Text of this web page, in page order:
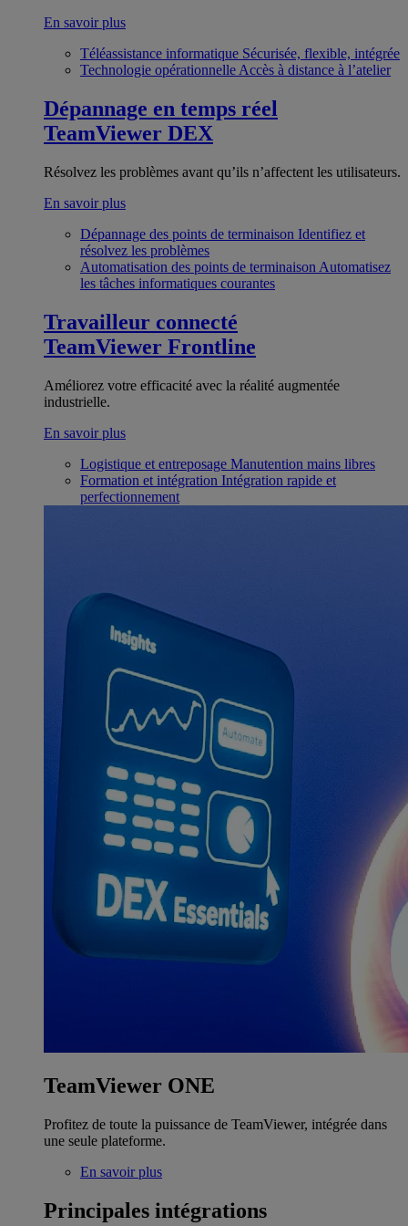
En savoir plus
Téléassistance informatique Sécurisée, flexible, intégrée
Technologie opérationnelle Accès à distance à l’atelier
Dépannage en temps réel
TeamViewer DEX
Résolvez les problèmes avant qu’ils n’affectent les utilisateurs.
En savoir plus
Dépannage des points de terminaison Identifiez et
résolvez les problèmes
Automatisation des points de terminaison Automatisez
les tâches informatiques courantes
Travailleur connecté
TeamViewer Frontline
Améliorez votre efficacité avec la réalité augmentée
industrielle.
En savoir plus
Logistique et entreposage Manutention mains libres
Formation et intégration Intégration rapide et
perfectionnement
TeamViewer ONE
Profitez de toute la puissance de TeamViewer, intégrée dans
une seule plateforme.
En savoir plus
Principales intégrations